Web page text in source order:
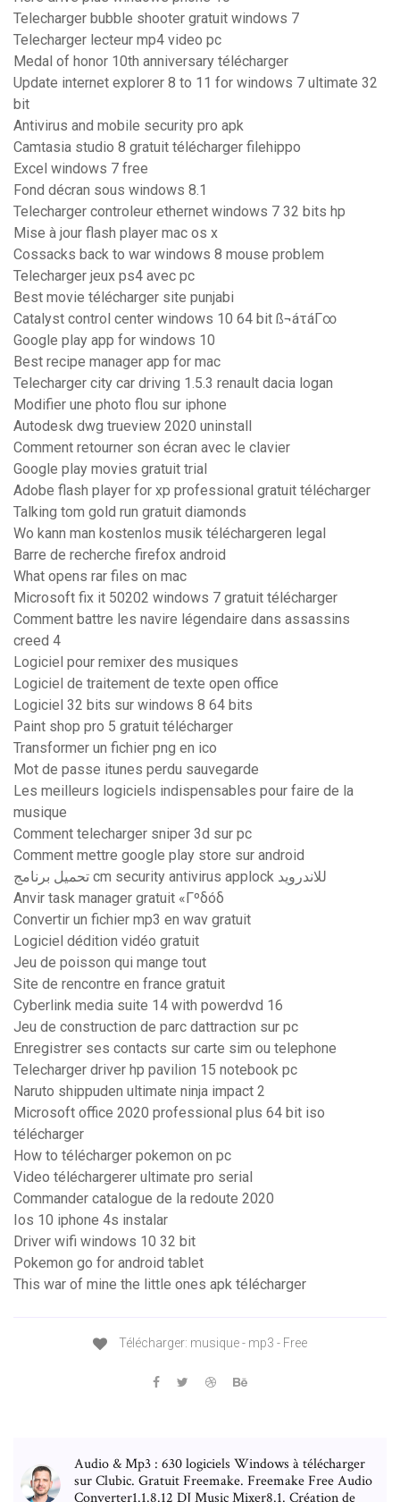
Telecharger bubble shooter gratuit windows 7
Telecharger lecteur mp4 video pc
Medal of honor 10th anniversary télécharger
Update internet explorer 8 to 11 for windows 7 ultimate 32
bit
Antivirus and mobile security pro apk
Camtasia studio 8 gratuit télécharger filehippo
Excel windows 7 free
Fond décran sous windows 8.1
Telecharger controleur ethernet windows 7 32 bits hp
Mise à jour flash player mac os x
Cossacks back to war windows 8 mouse problem
Telecharger jeux ps4 avec pc
Best movie télécharger site punjabi
Catalyst control center windows 10 64 bit ß¬áτáΓ∞
Google play app for windows 10
Best recipe manager app for mac
Telecharger city car driving 1.5.3 renault dacia logan
Modifier une photo flou sur iphone
Autodesk dwg trueview 2020 uninstall
Comment retourner son écran avec le clavier
Google play movies gratuit trial
Adobe flash player for xp professional gratuit télécharger
Talking tom gold run gratuit diamonds
Wo kann man kostenlos musik téléchargeren legal
Barre de recherche firefox android
What opens rar files on mac
Microsoft fix it 50202 windows 7 gratuit télécharger
Comment battre les navire légendaire dans assassins
creed 4
Logiciel pour remixer des musiques
Logiciel de traitement de texte open office
Logiciel 32 bits sur windows 8 64 bits
Paint shop pro 5 gratuit télécharger
Transformer un fichier png en ico
Mot de passe itunes perdu sauvegarde
Les meilleurs logiciels indispensables pour faire de la
musique
Comment telecharger sniper 3d sur pc
Comment mettre google play store sur android
تحميل برنامج cm security antivirus applock للاندرويد
Anvir task manager gratuit «Γºδóδ
Convertir un fichier mp3 en wav gratuit
Logiciel dédition vidéo gratuit
Jeu de poisson qui mange tout
Site de rencontre en france gratuit
Cyberlink media suite 14 with powerdvd 16
Jeu de construction de parc dattraction sur pc
Enregistrer ses contacts sur carte sim ou telephone
Telecharger driver hp pavilion 15 notebook pc
Naruto shippuden ultimate ninja impact 2
Microsoft office 2020 professional plus 64 bit iso
télécharger
How to télécharger pokemon on pc
Video téléchargerer ultimate pro serial
Commander catalogue de la redoute 2020
Ios 10 iphone 4s instalar
Driver wifi windows 10 32 bit
Pokemon go for android tablet
This war of mine the little ones apk télécharger
Télécharger: musique - mp3 - Free
Audio & Mp3 : 630 logiciels Windows à télécharger
sur Clubic. Gratuit Freemake. Freemake Free Audio
Converter1.1.8.12 DJ Music Mixer8.1. Création de